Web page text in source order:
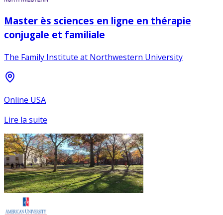
Master ès sciences en ligne en thérapie
conjugale et familiale
The Family Institute at Northwestern University
Online USA
Lire la suite